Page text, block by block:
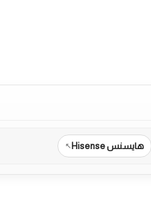
هايسنس Hisense